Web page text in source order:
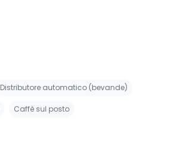
Distributore automatico (bevande)
Caffè sul posto